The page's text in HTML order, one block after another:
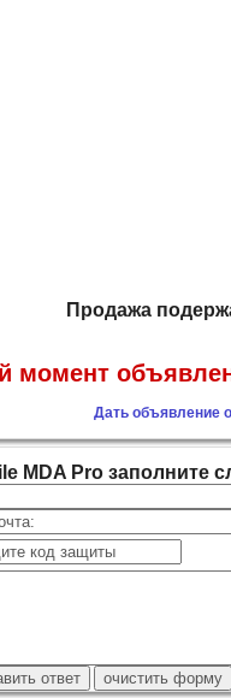
Продажа
момент
Дать объявление
MDA Pro